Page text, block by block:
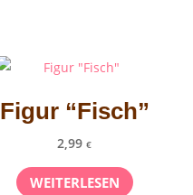
Figur “Fisch”
2,99€
WEITERLESEN